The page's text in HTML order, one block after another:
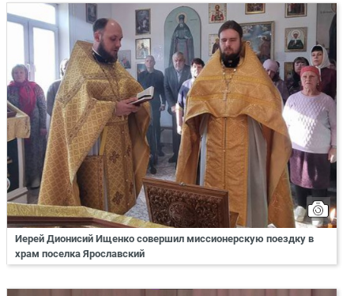
Иерей Дионисий Ищенко совершил миссионерскую поездку в
храм поселка Ярославский